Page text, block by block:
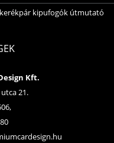
kipufogók útmutató
Kft.
21.